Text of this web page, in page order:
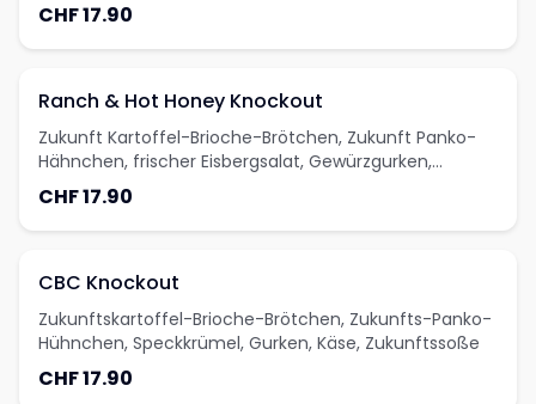
CHF 17.90
Ranch & Hot Honey Knockout
Zukunft Kartoffel-Brioche-Brötchen, Zukunft Panko-
Hähnchen, frischer Eisbergsalat, Gewürzgurken,
Ranch-Dressing, scharfer Honig
CHF 17.90
CBC Knockout
Zukunftskartoffel-Brioche-Brötchen, Zukunfts-Panko-
Hühnchen, Speckkrümel, Gurken, Käse, Zukunftssoße
CHF 17.90